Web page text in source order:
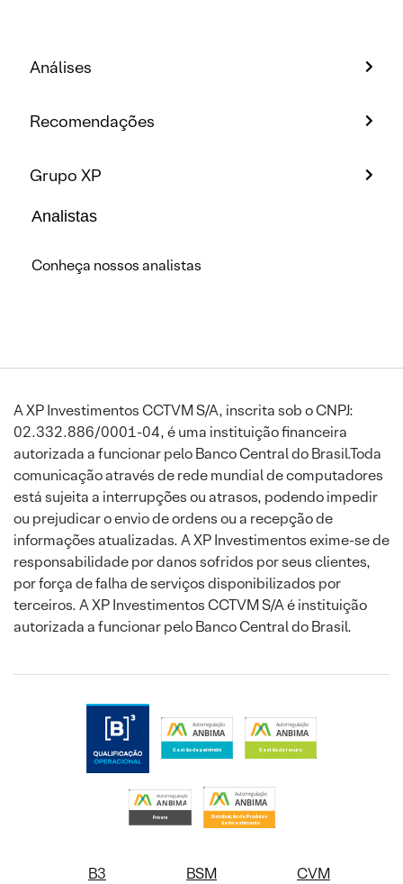
Análises
Recomendações
Grupo XP
Analistas
Conheça nossos analistas
A XP Investimentos CCTVM S/A, inscrita sob o CNPJ:
02.332.886/0001-04, é uma instituição financeira
autorizada a funcionar pelo Banco Central do Brasil.Toda
comunicação através de rede mundial de computadores
está sujeita a interrupções ou atrasos, podendo impedir
ou prejudicar o envio de ordens ou a recepção de
informações atualizadas. A XP Investimentos exime-se de
responsabilidade por danos sofridos por seus clientes,
por força de falha de serviços disponibilizados por
terceiros. A XP Investimentos CCTVM S/A é instituição
autorizada a funcionar pelo Banco Central do Brasil.
B3 BSM CVM